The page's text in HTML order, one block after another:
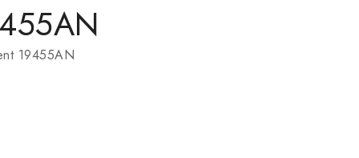
19455AN